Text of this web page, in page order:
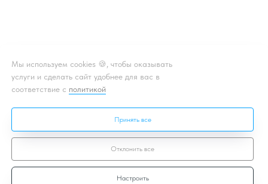
Мы используем cookies 🍪, чтобы оказывать
услуги и сделать сайт удобнее для вас в
соответствие с политикой
Принять все
Отклонить все
Настроить